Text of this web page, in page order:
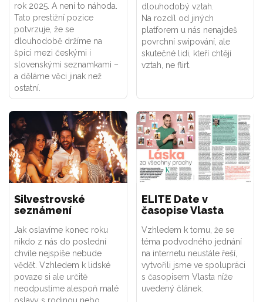
rok 2025. A není to náhoda.
Tato prestižní pozice
potvrzuje, že se
dlouhodobě držíme na
špici mezi českými i
slovenskými seznamkami –
a děláme věci jinak než
ostatní.
dlouhodobý vztah.
Na rozdíl od jiných
platforem u nás nenajdeš
povrchní swipování, ale
skutečné lidi, kteří chtějí
vztah, ne flirt.
Silvestrovské
seznámení
Jak oslavíme konec roku
nikdo z nás do poslední
chvíle nejspíše nebude
vědět. Vzhledem k lidské
povaze si ale určitě
neodpustíme alespoň malé
ELITE Date v
časopise Vlasta
Vzhledem k tomu, že se
téma podvodného jednání
na internetu neustále řeší,
vytvořili jsme ve spolupráci
s časopisem Vlasta níže
uvedený článek.